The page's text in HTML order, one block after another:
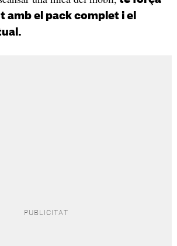
el pack complet i el